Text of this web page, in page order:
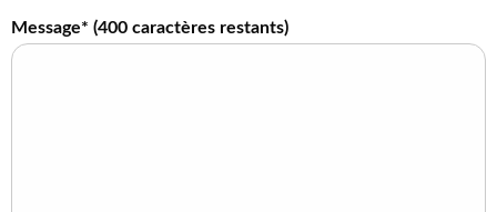
Message* (400 caractères restants)